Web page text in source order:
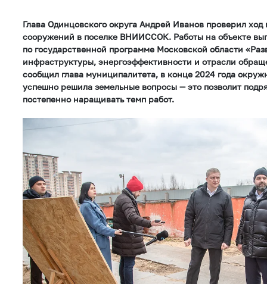
Глава Одинцовского округа Андрей Иванов проверил
сооружений в поселке ВНИИССОК. Работы на объекте
по государственной программе Московской области
инфраструктуры, энергоэффективности и отрасли
сообщил глава муниципалитета, в конце 2024 года
успешно решила земельные вопросы — это позволит
постепенно наращивать темп работ.